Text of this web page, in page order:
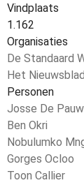
Vindplaats
1.162
Organisaties
De Standaard
Het Nieuwsblad
Personen
Josse De Pauw
Ben Okri
Nobulumko
Gorges Ocloo
Toon Callier